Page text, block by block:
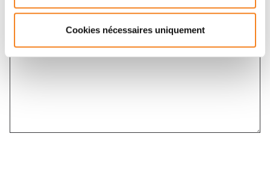
Cookies nécessaires uniquement